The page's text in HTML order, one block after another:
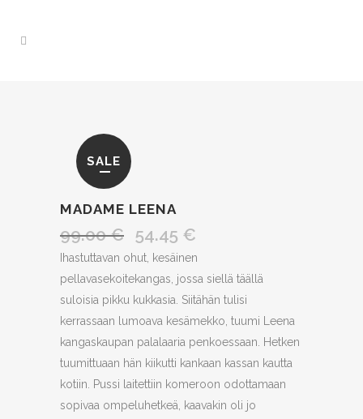
SALE
MADAME LEENA
99.00€
Alkuperäinen
hinta
oli:
99.00 €.
54.45 €
hinta
on:
54.45 €.
Ihastuttavan ohut, kesäinen
pellavasekoitekangas, jossa siellä täällä
suloisia pikku kukkasia. Siitähän tulisi
kerrassaan lumoava kesämekko, tuumi Leena
kangaskaupan palalaaria penkoessaan. Hetken
tuumittuaan hän kiikutti kankaan kassan kautta
kotiin. Pussi laitettiin komeroon odottamaan
sopivaa ompeluhetkeä, kaavakin oli jo